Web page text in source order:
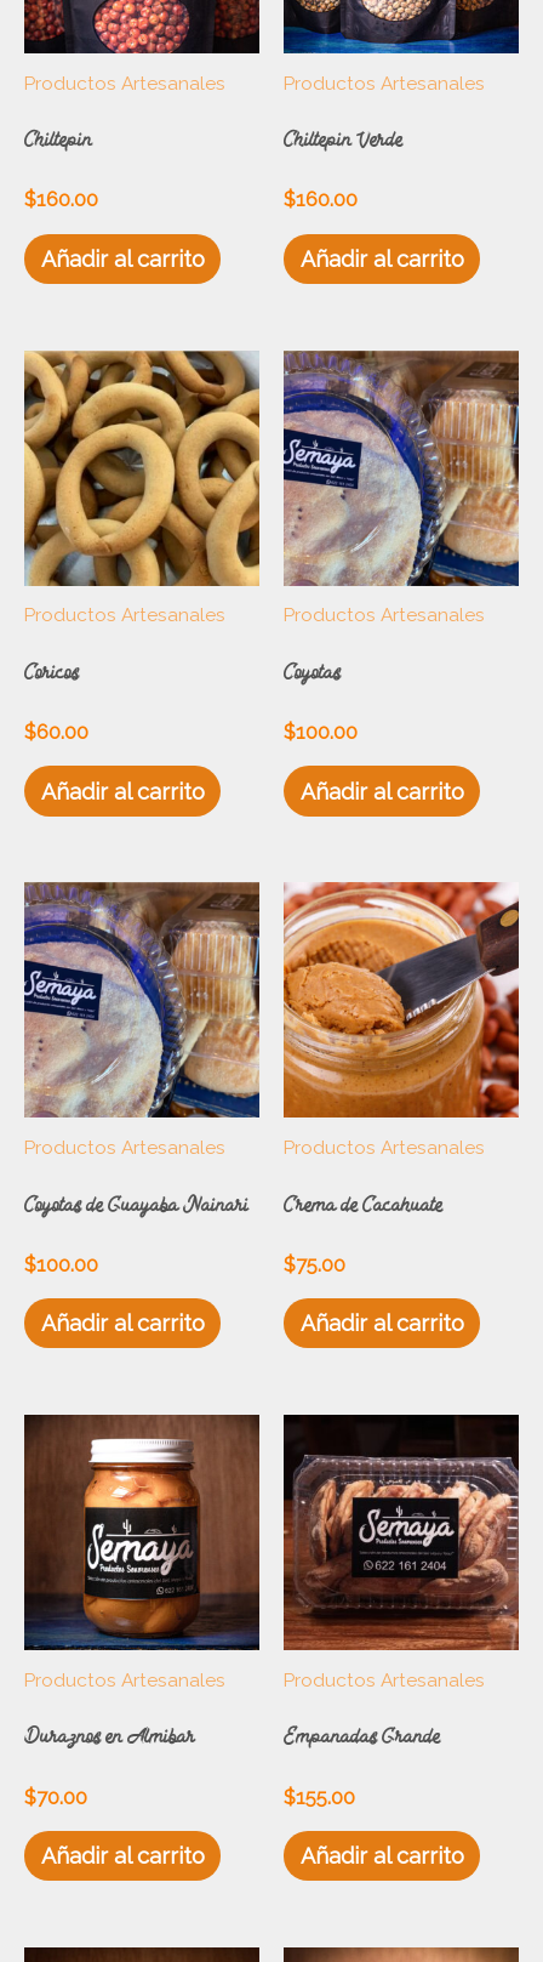
Productos Artesanales
Chiltepin
$160.00
Añadir al carrito
Productos Artesanales
Chiltepin Verde
$160.00
Añadir al carrito
Productos Artesanales
Coricos
$60.00
Añadir al carrito
Productos Artesanales
Coyotas
$100.00
Añadir al carrito
Productos Artesanales
Coyotas de Guayaba Nainari
$100.00
Añadir al carrito
Productos Artesanales
Crema de Cacahuate
$75.00
Añadir al carrito
Productos Artesanales
Duraznos en Almibar
$70.00
Añadir al carrito
Productos Artesanales
Empanadas Grande
$155.00
Añadir al carrito